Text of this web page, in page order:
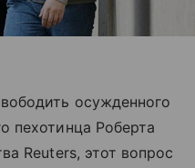
осужденного
пехотинца Роберта
Reuters, этот вопрос